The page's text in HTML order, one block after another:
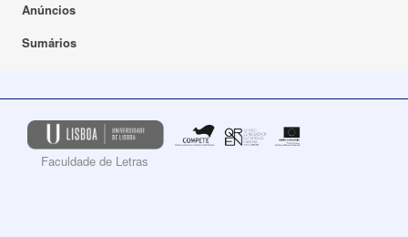
Anúncios
Sumários
Faculdade de Letras